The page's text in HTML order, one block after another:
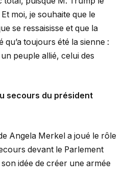
moi, je souhaite que le
se ressaisisse et que la
toujours été la sienne :
peuple allié, celui des
secours du président
Angela Merkel a joué le rôle
devant le Parlement
idée de créer une armée